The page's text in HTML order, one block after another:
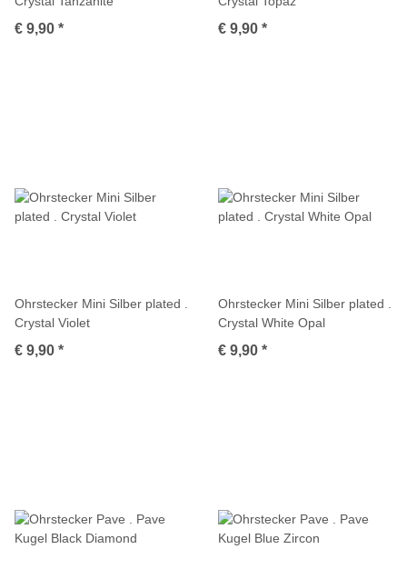
€ 9,90 * € 9,90 *
Ohrstecker Mini Silber plated .
Crystal Violet
€ 9,90 *
Ohrstecker Mini Silber plated .
Crystal White Opal
€ 9,90 *